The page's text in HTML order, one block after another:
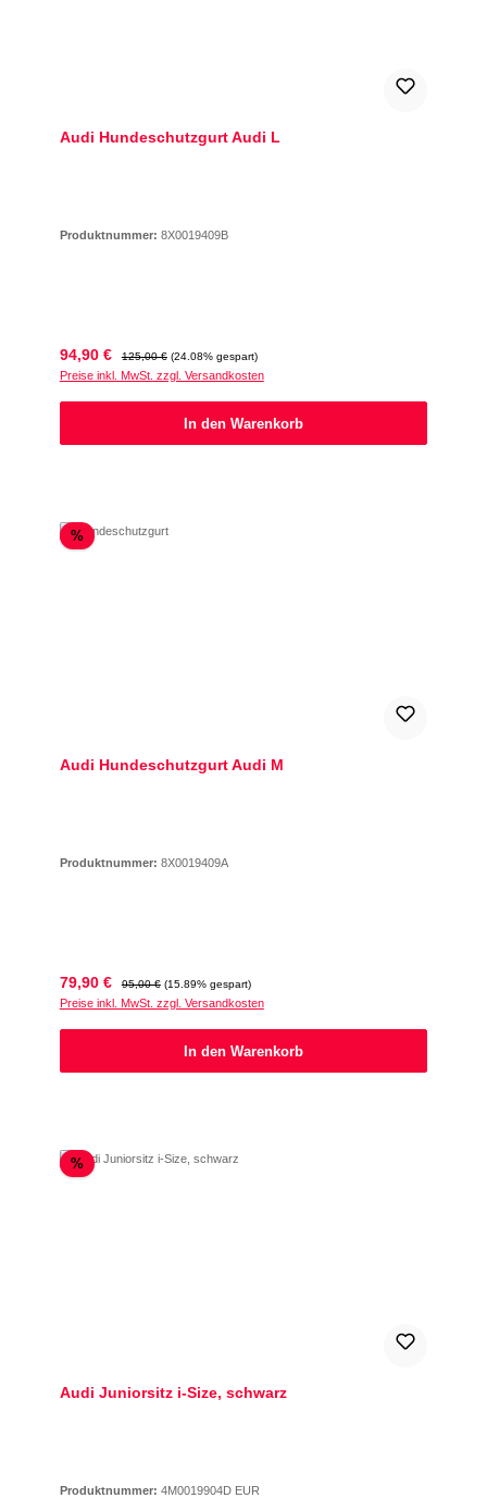
Audi Hundeschutzgurt Audi L
Produktnummer: 8X0019409B
Verkaufspreis:
94,90 € Regulärer Preis:
125,00 € (24.08% gespart)
Preise inkl. MwSt. zzgl. Versandkosten
In den Warenkorb
%Rabatt
Audi Hundeschutzgurt Audi M
Produktnummer: 8X0019409A
Verkaufspreis:
79,90 € Regulärer Preis:
95,00 € (15.89% gespart)
Preise inkl. MwSt. zzgl. Versandkosten
In den Warenkorb
%Rabatt
Audi Juniorsitz i-Size, schwarz
Produktnummer: 4M0019904D EUR